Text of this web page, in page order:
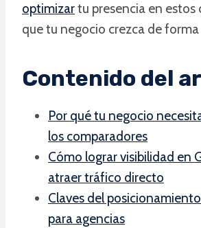
optimizartu presencia en estos
que tu negocio crezca de
Contenido del
Por qué tu negocio
los comparadores
Cómo lograr visibilidad en
atraer tráfico directo
Claves del
para agencias